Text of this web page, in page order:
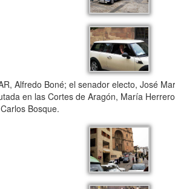
Alfredo Boné; el senador electo, José
en las Cortes de Aragón, María
Bosque.